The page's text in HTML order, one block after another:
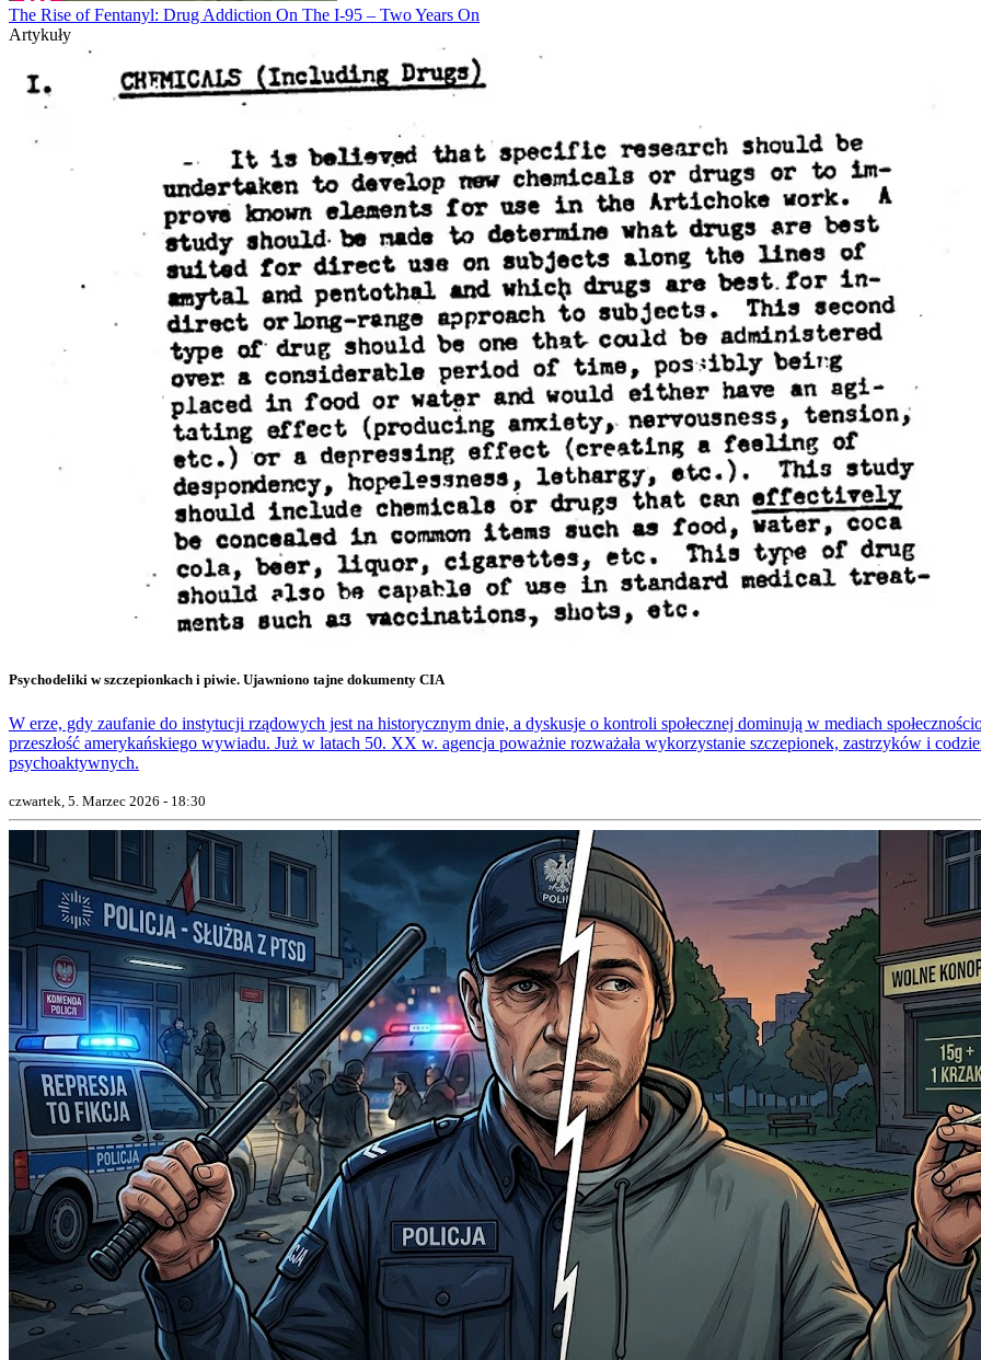
The Rise of Fentanyl: Drug Addiction On The I-95 – Two Years On
Artykuły
Psychodeliki w szczepionkach i piwie. Ujawniono tajne dokumenty CIA
W erze, gdy zaufanie do instytucji rządowych jest na historycznym dnie, a dyskusje o kontroli społecznej dominują w mediach
przeszłość amerykańskiego wywiadu. Już w latach 50. XX w. agencja poważnie rozważała wykorzystanie szczepionek, zastrzyków i
psychoaktywnych.
czwartek, 5. Marzec 2026 - 18:30